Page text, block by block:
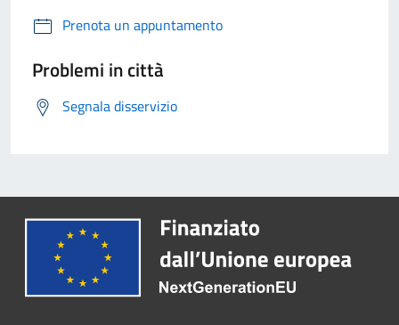
Prenota un appuntamento
Problemi in città
Segnala disservizio